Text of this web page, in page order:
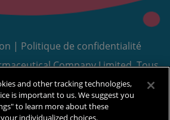
| Politique de confidentialité
Company Limited. Tous
et
sont des marques
Pharmaceutical Company Limited,
and other tracking technologies,
is important to us. We suggest you
to learn more about these
individualized choices.